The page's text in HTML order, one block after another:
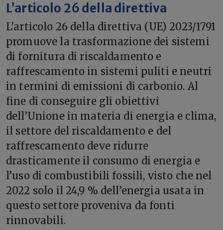
L’articolo 26 della direttiva
L’articolo 26 della direttiva (UE) 2023/1791
promuove la trasformazione dei sistemi
di fornitura di riscaldamento e
raffrescamento in sistemi puliti e neutri
in termini di emissioni di carbonio. Al
fine di conseguire gli obiettivi
dell’Unione in materia di energia e clima,
il settore del riscaldamento e del
raffrescamento deve ridurre
drasticamente il consumo di energia e
l’uso di combustibili fossili, visto che nel
2022 solo il 24,9 % dell’energia usata in
questo settore proveniva da fonti
rinnovabili.